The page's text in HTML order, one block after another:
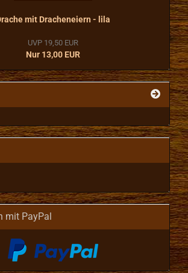
mit Dracheneiern - lila
UVP 19,50 EUR
Nur 13,00 EUR
mit PayPal